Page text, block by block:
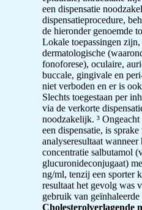
een dispensatie
dispensatieprocedure,
de hieronder genoemde
Lokale toepassingen
dermatologische
fonoforese), oculaire,
buccale, gingivale en
niet verboden en er is
Slechts toegestaan per
via de verkorte
noodzakelijk. ³
een dispensatie, is
analyseresultaat
concentratie salbutamol
glucuronideconjugaat)
ng/ml, tenzij een sporter
resultaat het gevolg was
gebruik van geïnhaleerde
Cholesterolverlagende